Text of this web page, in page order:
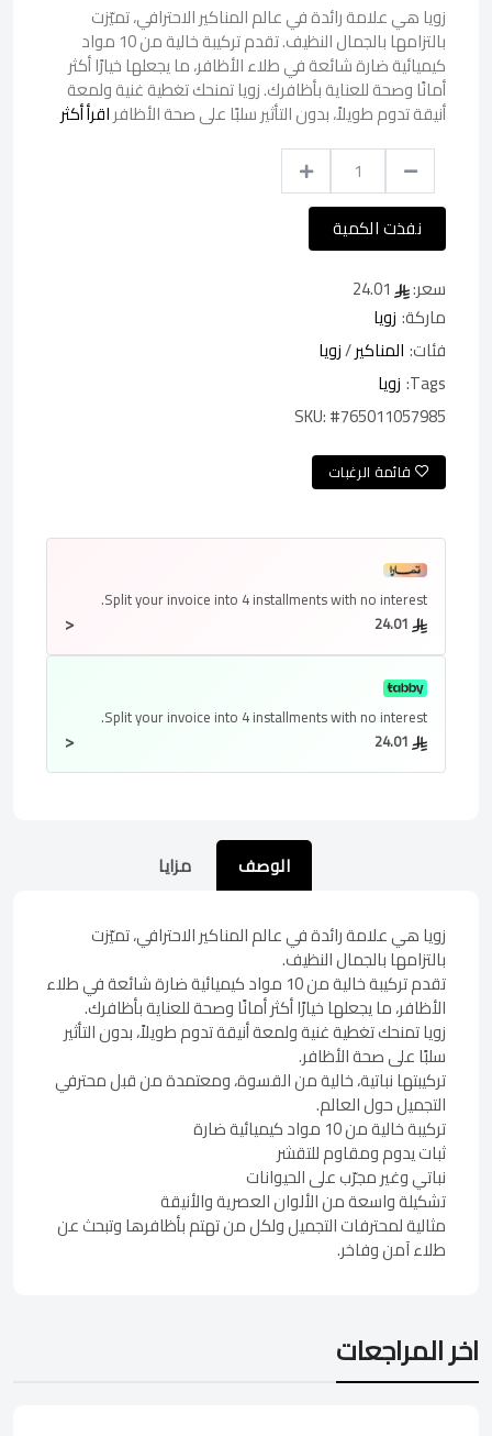
زويا هي علامة رائدة في عالم المناكير الاحترافي، تميّزت
بالتزامها بالجمال النظيف. تقدم تركيبة خالية من 10 مواد
كيميائية ضارة شائعة في طلاء الأظافر، ما يجعلها خيارًا أكثر
أمانًا وصحة للعناية بأظافرك. زويا تمنحك تغطية غنية ولمعة
أنيقة تدوم طويلاً، بدون التأثير سلبًا على صحة الأظافراقرأ أكثر
نفذت الكمية
سعر:
ماركة: زويا
فئات: المناكير/زويا
Tags: زويا
SKU:#765011057985
قائمة الرغبات
Split your invoice into 4 installmentswith no interest.
<
Split your invoice into 4 installmentswith no interest.
<
الوصف مزايا
زويا هي علامة رائدة في عالم المناكير الاحترافي، تميّزت
بالتزامها بالجمال النظيف.
تقدم تركيبة خالية من 10 مواد كيميائية ضارة شائعة في طلاء
الأظافر، ما يجعلها خيارًا أكثر أمانًا وصحة للعناية بأظافرك.
زويا تمنحك تغطية غنية ولمعة أنيقة تدوم طويلاً، بدون التأثير
سلبًا على صحة الأظافر.
تركيبتها نباتية، خالية من القسوة، ومعتمدة من قبل محترفي
التجميل حول العالم.
تركيبة خالية من 10 مواد كيميائية ضارة
ثبات يدوم ومقاوم للتقشر
نباتي وغير مجرّب على الحيوانات
تشكيلة واسعة من الألوان العصرية والأنيقة
مثالية لمحترفات التجميل ولكل من تهتم بأظافرها وتبحث عن
طلاء آمن وفاخر.
اخر المراجعات